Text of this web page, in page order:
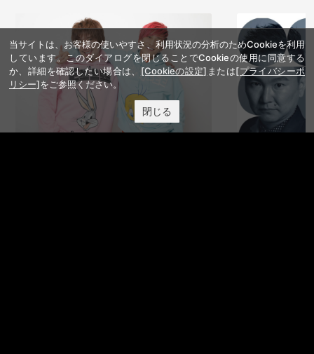
当サイトは、お客様の使いやすさ、利用状況の分析のためCookieを利用
しています。このダイアログを閉じることでCookieの使用に同意する
か、詳細を確認したい場合は、 [Cookieの設定] または[プライバシーポ
リシー]をご参照ください。
閉じる